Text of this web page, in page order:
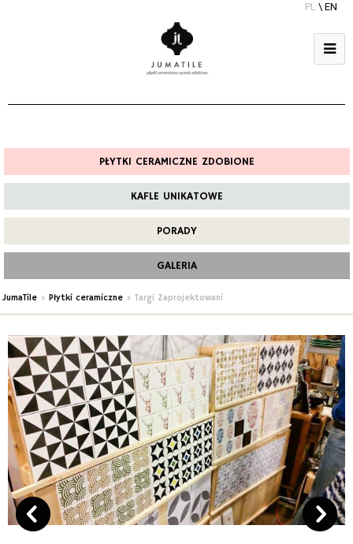
PL \ EN
PŁYTKI CERAMICZNE ZDOBIONE
KAFLE UNIKATOWE
PORADY
GALERIA
JumaTile > Płytki ceramiczne > Targi Zaprojektowani
Previous Next